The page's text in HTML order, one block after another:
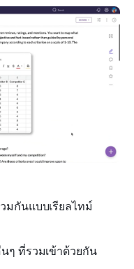
มกันแบบเรียลไทม์
ๆ ที่รวมเข้าด้วยกัน